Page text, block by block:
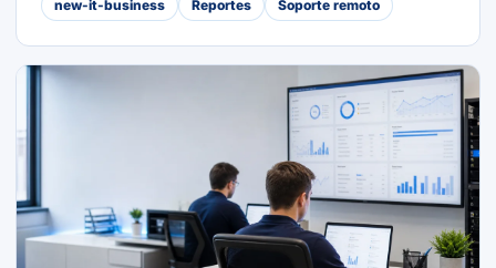
new-it-business Reportes Soporte remoto